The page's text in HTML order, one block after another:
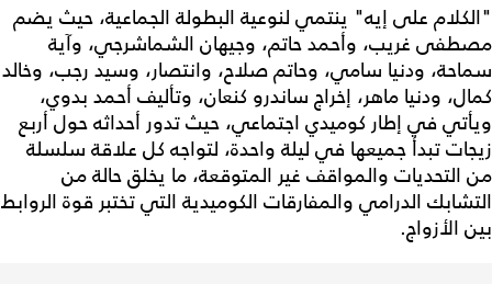
"الكلام على إيه" ينتمي لنوعية البطولة الجماعية، حيث يضم
مصطفى غريب، وأحمد حاتم، وجيهان الشماشرجي، وآية
سماحة، ودنيا سامي، وحاتم صلاح، وانتصار، وسيد رجب، وخالد
كمال، ودنيا ماهر، إخراج ساندرو كنعان، وتأليف أحمد بدوي،
ويأتي في إطار كوميدي اجتماعي، حيث تدور أحداثه حول أربع
زيجات تبدأ جميعها في ليلة واحدة، لتواجه كل علاقة سلسلة
من التحديات والمواقف غير المتوقعة، ما يخلق حالة من
التشابك الدرامي والمفارقات الكوميدية التي تختبر قوة الروابط
بين الأزواج.